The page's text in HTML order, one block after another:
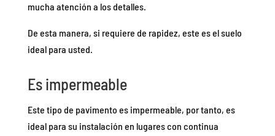
mucha atención a los detalles.
De esta manera, si requiere de rapidez, este es el suelo
ideal para usted.
Es impermeable
Este tipo de pavimento es impermeable, por tanto, es
ideal para su instalación en lugares con continua